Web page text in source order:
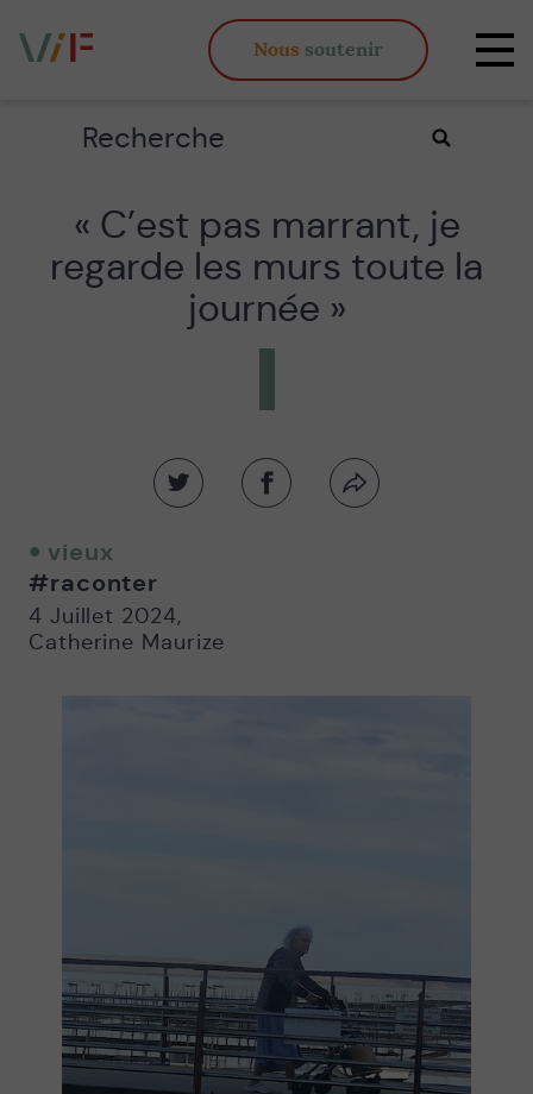
inégaux
Nous soutenir
Rechercher
Valider
« C’est pas marrant, je
regarde les murs toute la
journée »
Partager
Partager
Partager
vieux
#raconter
4 Juillet 2024,
Catherine Maurize